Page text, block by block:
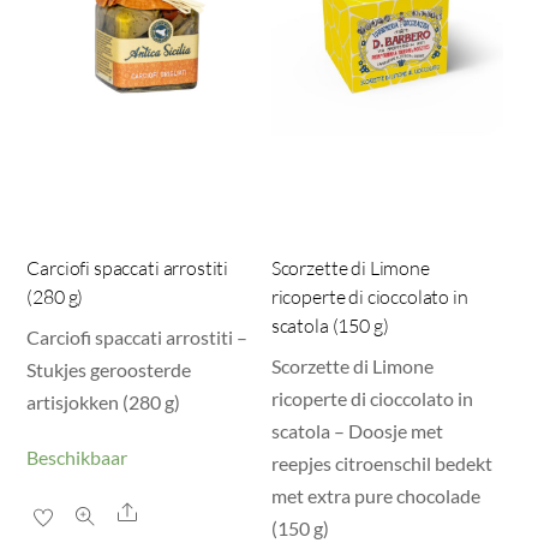
Carciofi spaccati arrostiti
(280 g)
Carciofi spaccati arrostiti –
Stukjes geroosterde
artisjokken (280 g)
Beschikbaar
Share
Scorzette di Limone
ricoperte di cioccolato in
scatola (150 g)
Scorzette di Limone
ricoperte di cioccolato in
scatola – Doosje met
reepjes citroenschil bedekt
met extra pure chocolade
(150 g)